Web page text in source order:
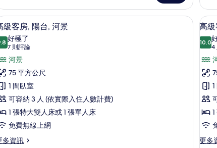
,
,
人
床
和
1
張
沙
發
床,
非
吸
煙
單
人
房,
張
大
雙
人
床
和
張
沙
床,
、客房內保險箱、遮光布/窗簾、免費搖籃/嬰兒床
,
,
高級寢具、客房內保險箱、遮光布/窗簾、
11
級客房, 陽台, 河景
9.8 分，滿分 10 分
好極了
7 則評論
(7
則
評
論)
河景
75 平方公尺
1 間臥室
可容納 3 人 (依實際入住人數計費)
1 張特大雙人床或 1 張單人床
免費無線上網
多資訊
顯
示
高
級
客
房,
簡
易
廚
房,
11
高
10.0
4
更多
更